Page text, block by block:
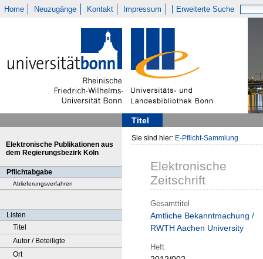
Home Neuzugänge Kontakt Impressum Erweiterte Suche
Titel
Elektronische Publikationen aus
dem Regierungsbezirk Köln
Pflichtabgabe
Ablieferungsverfahren
Listen
Titel
Autor / Beteiligte
Ort
Sie sind hier: E-Pflicht-Sammlung
Elektronische
Zeitschrift
Gesamttitel
Amtliche Bekanntmachung /
RWTH Aachen University
Heft